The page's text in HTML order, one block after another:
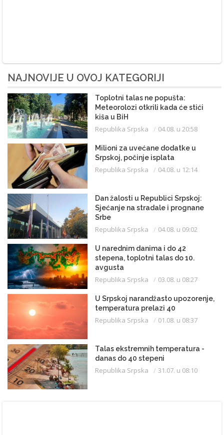
NAJNOVIJE U OVOJ KATEGORIJI
Toplotni talas ne popušta:
Meteorolozi otkrili kada će stići
kiša u BiH
Republika Srpska 04.08. u 20:58
Milioni za uvećane dodatke u
Srpskoj, počinje isplata
Republika Srpska 04.08. u 12:14
Dan žalosti u Republici Srpskoj:
Sjećanje na stradale i prognane
Srbe
Republika Srpska 04.08. u 09:02
U narednim danima i do 42
stepena, toplotni talas do 10.
avgusta
Republika Srpska 03.08. u 08:27
U Srpskoj narandžasto upozorenje,
temperatura prelazi 40
Republika Srpska 01.08. u 08:37
Talas ekstremnih temperatura -
danas do 40 stepeni
Republika Srpska 31.07. u 08:10